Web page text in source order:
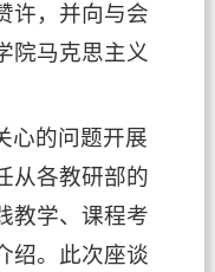
许，并向与会
院马克思主义
心的问题开展
从各教研部的
教学、课程考
绍。此次座谈